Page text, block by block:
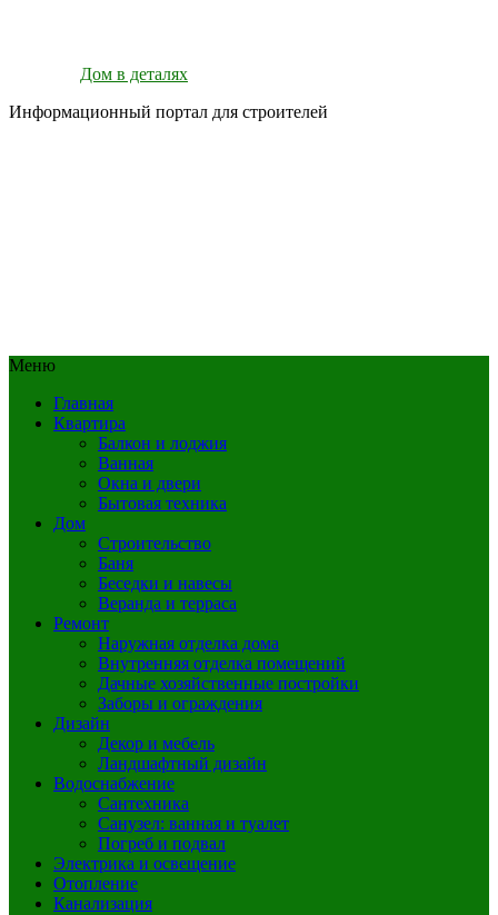
Дом в деталях
Информационный портал для строителей
Меню
Главная
Квартира
Балкон и лоджия
Ванная
Окна и двери
Бытовая техника
Дом
Строительство
Баня
Беседки и навесы
Веранда и терраса
Ремонт
Наружная отделка дома
Внутренняя отделка помещений
Дачные хозяйственные постройки
Заборы и ограждения
Дизайн
Декор и мебель
Ландшафтный дизайн
Водоснабжение
Сантехника
Санузел: ванная и туалет
Погреб и подвал
Электрика и освещение
Отопление
Канализация